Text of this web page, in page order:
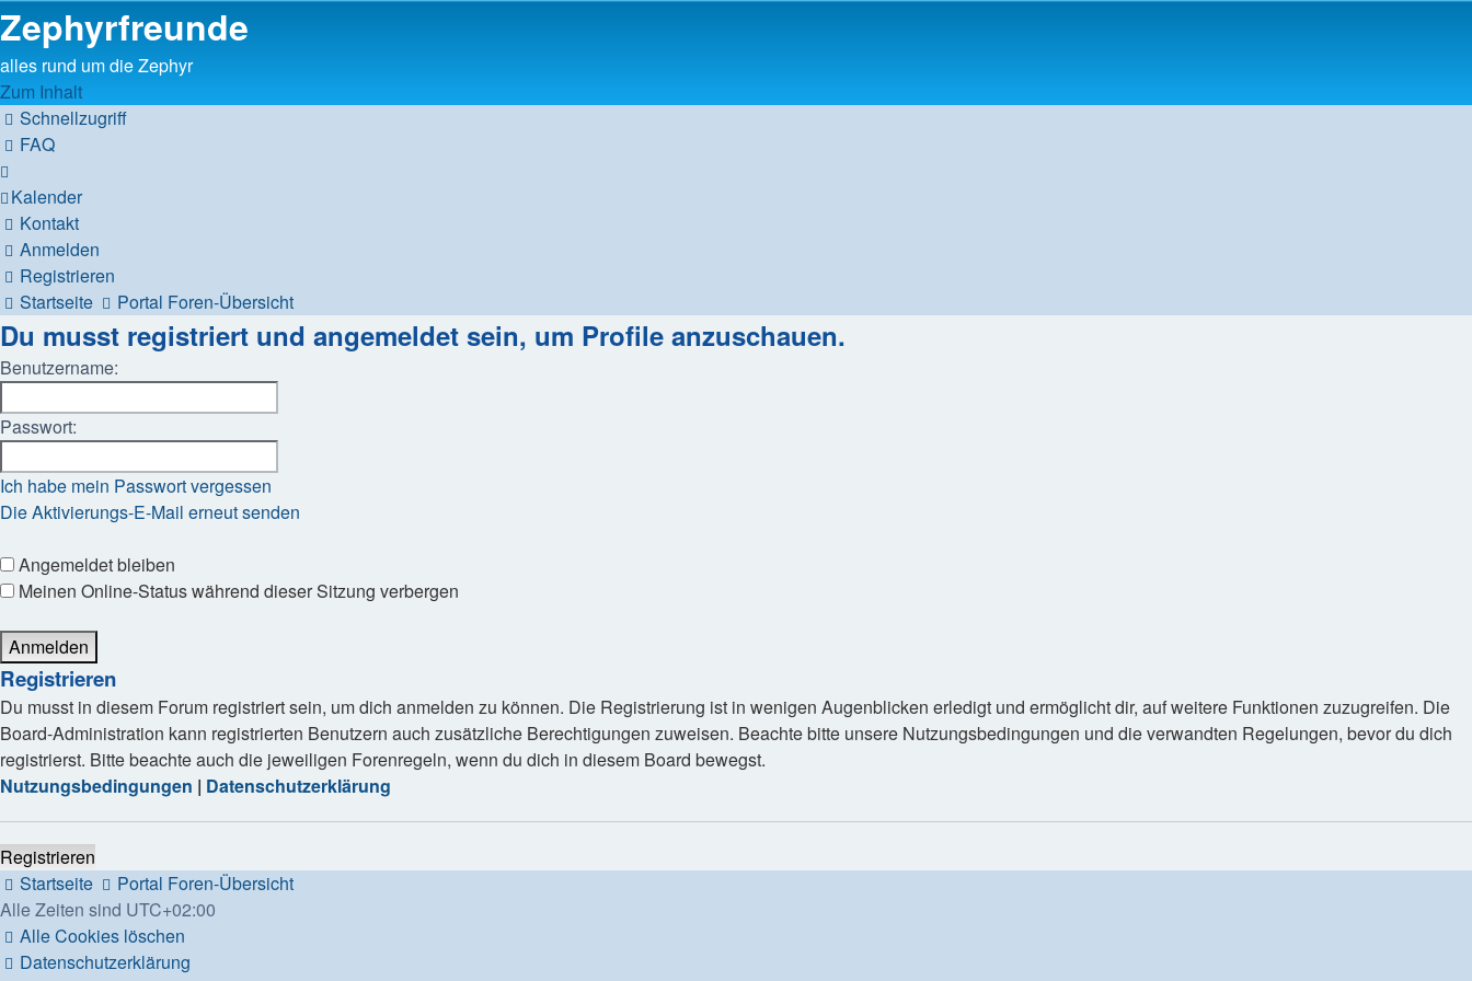
Zephyrfreunde
alles rund um die Zephyr
Zum Inhalt
Schnellzugriff
FAQ
Kalender
Kontakt
Anmelden
Registrieren
Startseite
Portal Foren-Übersicht
Du musst registriert und angemeldet sein, um Profile anzuschauen.
Benutzername:
Passwort:
Ich habe mein Passwort vergessen
Die Aktivierungs-E-Mail erneut senden
Angemeldet bleiben
Meinen Online-Status während dieser Sitzung verbergen
Registrieren
Du musst in diesem Forum registriert sein, um dich anmelden zu können. Die Registrierung ist in wenigen Augenblicken erledigt und ermöglicht dir, auf weitere Funktionen zuzugreifen. Die
Board-Administration kann registrierten Benutzern auch zusätzliche Berechtigungen zuweisen. Beachte bitte unsere Nutzungsbedingungen und die verwandten Regelungen, bevor du dich
registrierst. Bitte beachte auch die jeweiligen Forenregeln, wenn du dich in diesem Board bewegst.
Nutzungsbedingungen | Datenschutzerklärung
Registrieren
Startseite
Portal Foren-Übersicht
Alle Zeiten sind UTC+02:00
Alle Cookies löschen
Datenschutzerklärung